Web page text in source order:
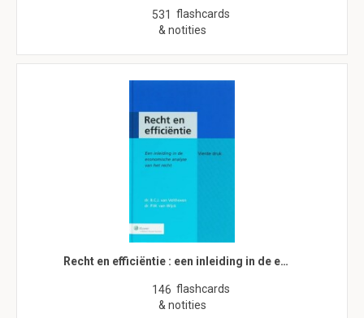
531 flashcards
& notities
Recht en efficiëntie : een inleiding in de e…
146 flashcards
& notities